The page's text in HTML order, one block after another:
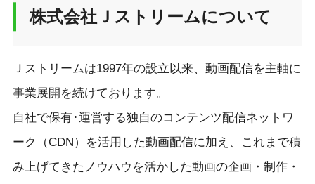
株式会社Ｊストリームについて
Ｊストリームは1997年の設立以来、動画配信を主軸に
事業展開を続けております。
自社で保有･運営する独自のコンテンツ配信ネットワ
ーク（CDN）を活用した動画配信に加え、これまで積
み上げてきたノウハウを活かした動画の企画・制作・